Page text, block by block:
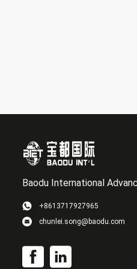
Baodu International
+8613717927965
chunlei.song@baodu.com